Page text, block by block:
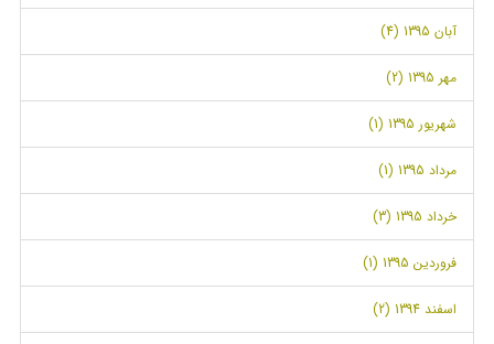
آبان 1395 (4)
مهر 1395 (2)
شهریور 1395 (1)
مرداد 1395 (1)
خرداد 1395 (3)
فروردین 1395 (1)
اسفند 1394 (2)